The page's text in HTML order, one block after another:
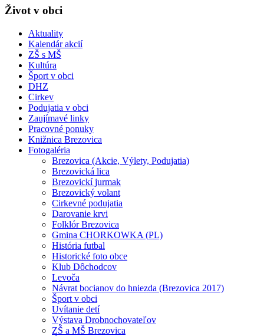
Život v obci
Aktuality
Kalendár akcií
ZŠ s MŠ
Kultúra
Šport v obci
DHZ
Cirkev
Podujatia v obci
Zaujímavé linky
Pracovné ponuky
Knižnica Brezovica
Fotogaléria
Brezovica (Akcie, Výlety, Podujatia)
Brezovická lica
Brezovickí jurmak
Brezovický volant
Cirkevné podujatia
Darovanie krvi
Folklór Brezovica
Gmina CHORKOWKA (PL)
História futbal
Historické foto obce
Klub Dôchodcov
Levoča
Návrat bocianov do hniezda (Brezovica 2017)
Šport v obci
Uvítanie detí
Výstava Drobnochovateľov
ZŠ a MŠ Brezovica